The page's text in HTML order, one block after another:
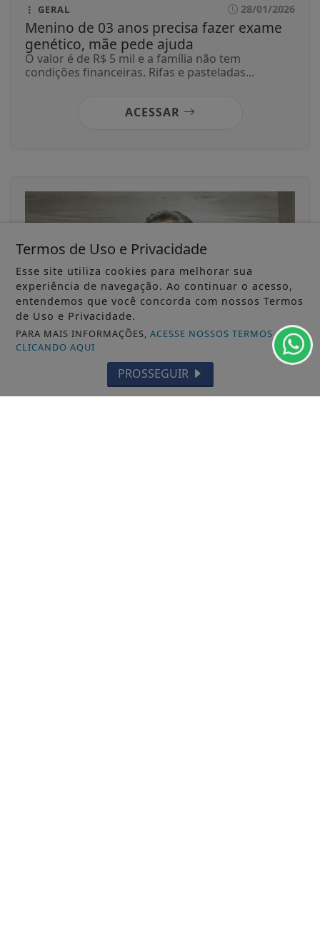
GERAL 28/01/2026
Menino de 03 anos precisa fazer exame
genético, mãe pede ajuda
O valor é de R$ 5 mil e a família não tem
condições financeiras. Rifas e pasteladas...
ACESSAR
28/01/2026
Daniel Andraschko destacou que irá
defender três bandeiras em sua
Termos de Uso e Privacidade
Esse site utiliza cookies para melhorar sua
experiência de navegação. Ao continuar o acesso,
entendemos que você concorda com nossos Termos
de Uso e Privacidade.
PARA MAIS INFORMAÇÕES,ACESSE NOSSOS TERMOS
CLICANDO AQUI
PROSSEGUIR